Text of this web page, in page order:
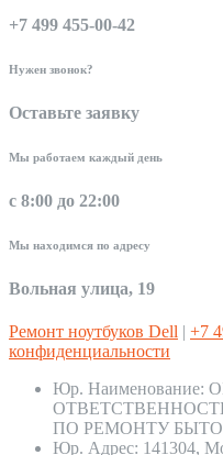
+7 499 455-00-42
Нужен звонок?
Оставьте заявку
Мы работаем каждый день
с 8:00 до 22:00
Мы находимся по адресу
Вольная улица, 19
Ремонт ноутбуков Dell | +7
конфиденциальности
Юр. Наименование:
ПО РЕМОНТУ
Юр. Адрес: 141304,